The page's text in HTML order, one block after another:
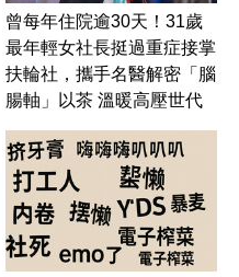
曾每年住院逾30天！31歲
最年輕女社長挺過重症接掌
扶輪社，攜手名醫解密「腦
腸軸」以茶 溫暖高壓世代